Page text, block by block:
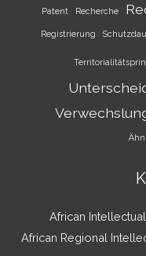
Patent Recherche
Registrierung
African
African Regional